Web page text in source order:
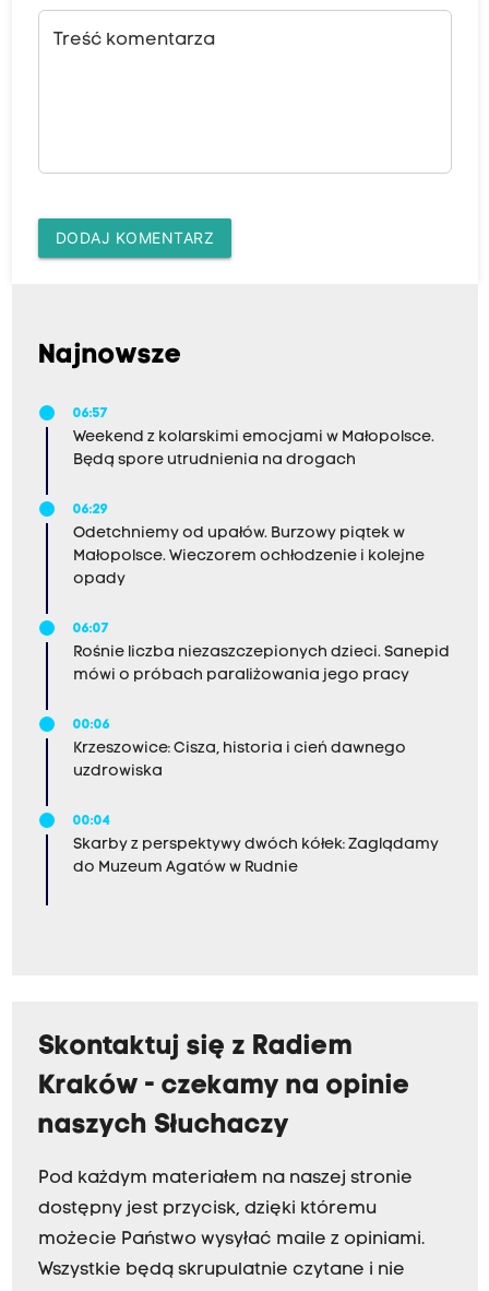
Treść komentarza
DODAJ KOMENTARZ
Najnowsze
06:57
Weekend z kolarskimi emocjami w Małopolsce.
Będą spore utrudnienia na drogach
06:29
Odetchniemy od upałów. Burzowy piątek w
Małopolsce. Wieczorem ochłodzenie i kolejne
opady
06:07
Rośnie liczba niezaszczepionych dzieci. Sanepid
mówi o próbach paraliżowania jego pracy
00:06
Krzeszowice: Cisza, historia i cień dawnego
uzdrowiska
00:04
Skarby z perspektywy dwóch kółek: Zaglądamy
do Muzeum Agatów w Rudnie
Skontaktuj się z Radiem
Kraków - czekamy na opinie
naszych Słuchaczy
Pod każdym materiałem na naszej stronie
dostępny jest przycisk, dzięki któremu
możecie Państwo wysyłać maile z opiniami.
Wszystkie będą skrupulatnie czytane i nie